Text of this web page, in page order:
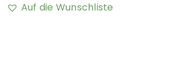
Auf die Wunschliste